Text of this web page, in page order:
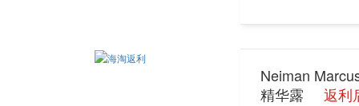
Neiman
精华露
返利